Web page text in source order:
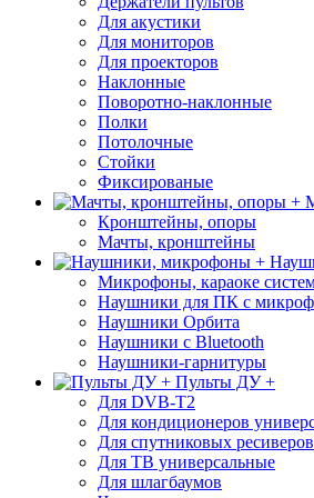
Для акустики
Для мониторов
Для проекторов
Наклонные
Поворотно-наклонные
Полки
Потолочные
Стойки
Фиксированые
Кронштейны, опоры
Мачты, кронштейны
Микрофоны, караоке
Наушники для ПК с
Наушники Орбита
Наушники с Bluetooth
Наушники-гарнитуры
Пульты ДУ +
Для DVB-T2
Для кондиционеров
Для спутниковых ресиверов
Для ТВ универсальные
Для шлагбаумов